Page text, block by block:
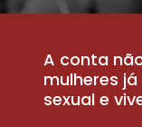
A conta
mulheres
sexual e